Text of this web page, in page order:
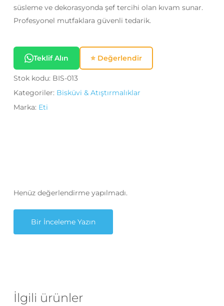
süsleme ve dekorasyonda şef tercihi olan kıvam sunar.
Profesyonel mutfaklara güvenli tedarik.
Teklif Alın ⭐ Değerlendir
Stok kodu: BIS-013
Kategoriler: Bisküvi & Atıştırmalıklar
Marka: Eti
Henüz değerlendirme yapılmadı.
Bir İnceleme Yazın
İlgili ürünler